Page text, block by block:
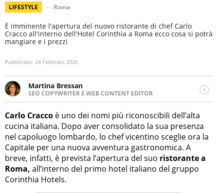
LIFESTYLE Roma
È imminente l'apertura del nuovo ristorante di chef Carlo
Cracco all'interno dell'Hotel Corinthia a Roma ecco cosa si potrà
mangiare e i prezzi
Pubblicato: 24 Febbraio 2026
Martina Bressan
SEO COPYWRITER E WEB CONTENT EDITOR
Appassionata di viaggi, di trail running e di yoga, ama
scoprire nuovi posti e nuove culture. Curiosa,
determinata e intraprendente adora leggere ma
soprattutto scrivere.
Carlo Cracco è uno dei nomi più riconoscibili dell’alta
cucina italiana. Dopo aver consolidato la sua presenza
nel capoluogo lombardo, lo chef vicentino sceglie ora la
Capitale per una nuova avventura gastronomica. A
breve, infatti, è prevista l’apertura del suo ristorante a
Roma, all’interno del primo hotel italiano del gruppo
Corinthia Hotels.